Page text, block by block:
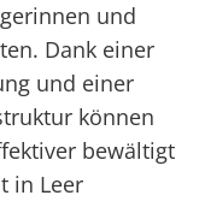
und
Dank einer
und einer
können
bewältigt
in Leer